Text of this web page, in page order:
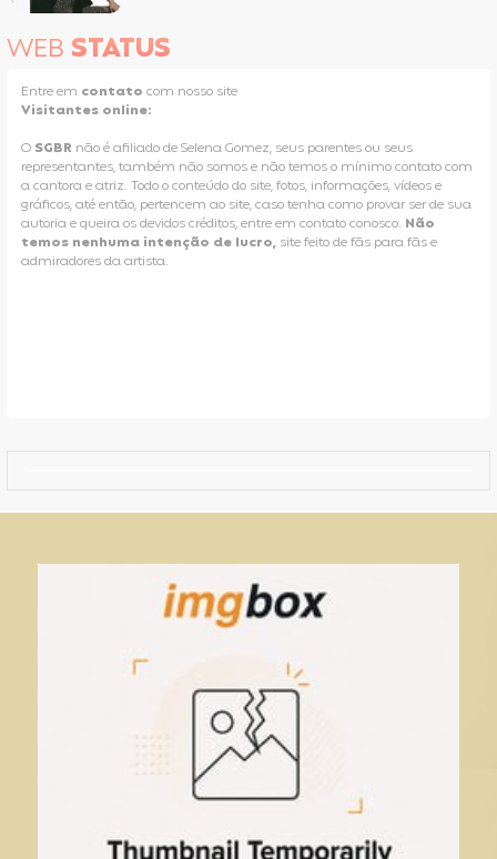
WEB STATUS
Entre em contato com nosso site
Visitantes online:
O SGBR não é afiliado de Selena Gomez, seus parentes ou seus
representantes, também não somos e não temos o mínimo contato com
a cantora e atriz. Todo o conteúdo do site, fotos, informações, vídeos e
gráficos, até então, pertencem ao site, caso tenha como provar ser de sua
autoria e queira os devidos créditos, entre em contato conosco. Não
temos nenhuma intenção de lucro, site feito de fãs para fãs e
admiradores da artista.